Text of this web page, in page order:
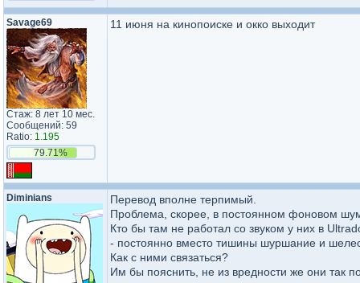
Savage69
Стаж: 8 лет 10 мес.
Сообщений: 59
Ratio: 1.195
79.71%
11 июня на кинопоиске и окко выходит
Diminians
Перевод вполне терпимый.
Проблема, скорее, в постоянном фоновом
Кто бы там не работал со звуком у них в
- постоянно вместо тишины шуршание и
Как с ними связаться?
Им бы пояснить, не из вредности же они так